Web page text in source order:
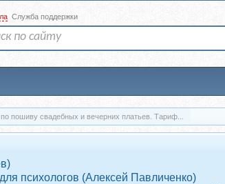
Служба поддержки
пошиву свадебных и вечерних платьев. Тариф...
психологов (Алексей Павличенко)